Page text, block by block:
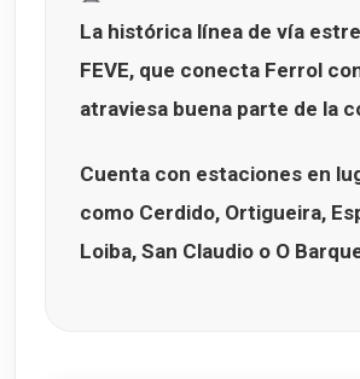
La histórica línea de vía
FEVE, que conecta Ferrol
atraviesa buena parte de la
Cuenta con estaciones en
como Cerdido, Ortigueira,
Loiba, San Claudio o O